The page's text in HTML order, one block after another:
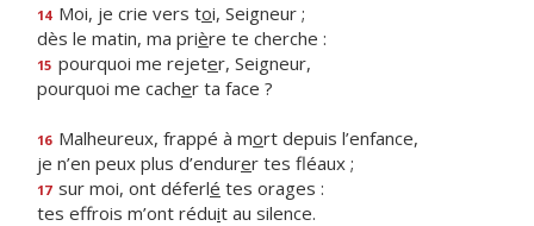
14 Moi, je crie vers toi, Seigneur ;
dès le matin, ma prière te cherche :
15 pourquoi me rejeter, Seigneur,
pourquoi me cacher ta face ?
16 Malheureux, frappé à mort depuis l’enfance,
je n’en peux plus d’endurer tes fléaux ;
17 sur moi, ont déferlé tes orages :
tes effrois m’ont réduit au silence.